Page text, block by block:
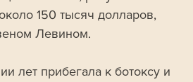
150 тысяч долларов,
Левином.
лет прибегала к ботоксу и